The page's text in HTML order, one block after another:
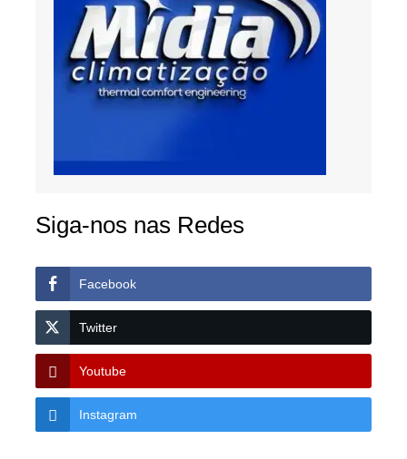
Siga-nos nas Redes
Facebook
Twitter
Youtube
Instagram